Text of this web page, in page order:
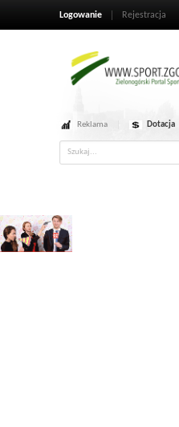
Logowanie Rejestracja
Reklama Dotacja